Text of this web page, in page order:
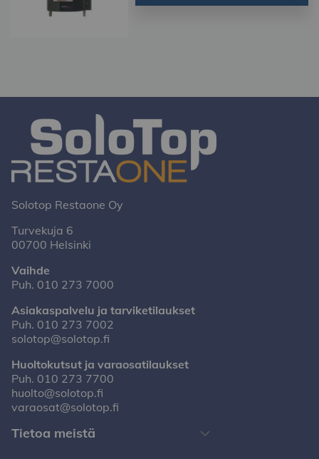
Solotop Restaone Oy
Turvekuja 6
00700 Helsinki
Vaihde
Puh. 010 273 7000
Asiakaspalvelu ja tarviketilaukset
Puh. 010 273 7002
solotop@solotop.fi
Huoltokutsut ja varaosatilaukset
Puh. 010 273 7700
huolto@solotop.fi
varaosat@solotop.fi
Tietoa meistä